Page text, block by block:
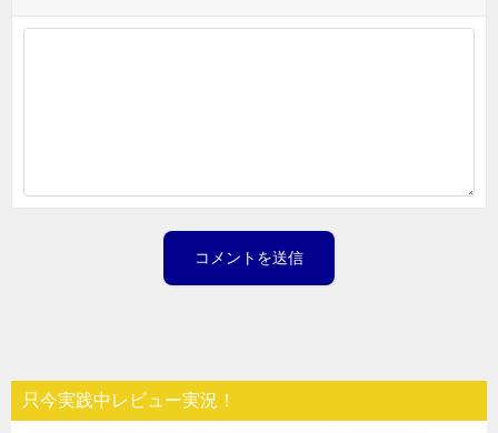
只今実践中レビュー実況！